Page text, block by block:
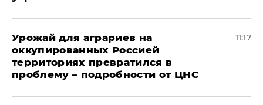
Урожай для аграриев на
оккупированных Россией
территориях превратился в
проблему – подробности от ЦНС
11:17